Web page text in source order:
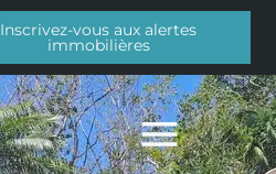
Inscrivez-vous aux alertes
immobilières